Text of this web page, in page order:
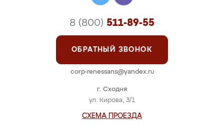
г. Сходня
ул. Кирова, 3/1
СХЕМА ПРОЕЗДА
8 (800) 511-89-55
ОБРАТНЫЙ ЗВОНОК
corp-renessans@yandex.ru